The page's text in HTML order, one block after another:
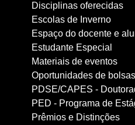
Disciplinas oferecidas
Escolas de Inverno
Espaço do docente e
Estudante Especial
Materiais de eventos
Oportunidades de
PDSE/CAPES -
PED - Programa de
Prêmios e Distinções